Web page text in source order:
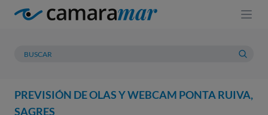
PREVISIÓN DE OLAS Y WEBCAM PONTA RUIVA,
SAGRES